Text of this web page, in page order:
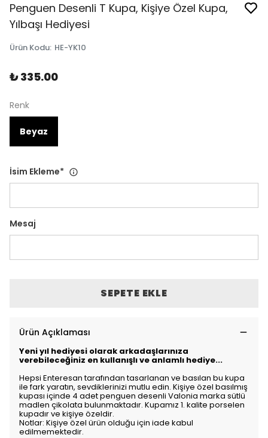
Penguen Desenli T Kupa, Kişiye Özel Kupa,
Yılbaşı Hediyesi
Ürün Kodu: HE-YK10
₺ 335.00
Renk
Beyaz
İsim Ekleme*
Mesaj
SEPETE EKLE
Ürün Açıklaması
Yeni yıl hediyesi olarak arkadaşlarınıza
verebileceğiniz en kullanışlı ve anlamlı hediye...
Hepsi Enteresan tarafından tasarlanan ve basılan bu kupa
ile fark yaratın, sevdiklerinizi mutlu edin. Kişiye özel basılmış
kupası içinde 4 adet penguen desenli Valonia marka sütlü
madlen çikolata bulunmaktadır. Kupamız 1. kalite porselen
kupadır ve kişiye özeldir.
Notlar: Kişiye özel ürün olduğu için iade kabul
edilmemektedir.